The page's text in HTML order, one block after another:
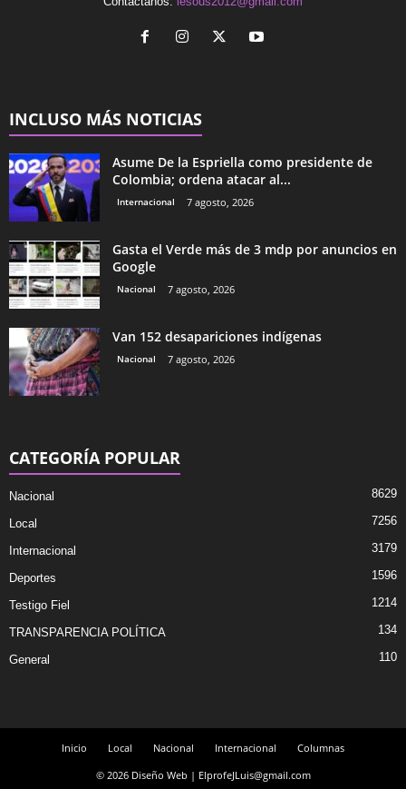
INCLUSO MÁS NOTICIAS
Asume De la Espriella como presidente de
Colombia; ordena atacar al...
Internacional 7 agosto, 2026
Gasta el Verde más de 3 mdp por anuncios en
Google
Nacional 7 agosto, 2026
Van 152 desapariciones indígenas
Nacional 7 agosto, 2026
CATEGORÍA POPULAR
Nacional 8629
Local 7256
Internacional 3179
Deportes 1596
Testigo Fiel 1214
TRANSPARENCIA POLÍTICA 134
General 110
Inicio Local Nacional Internacional
Columnas
© 2026 Diseño Web | ElprofeJLuis@gmail.com